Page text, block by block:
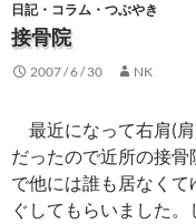
日記・コラム・つぶやき
接骨院
2007 / 6 / 30 NK
最近になって右肩(
だったので近所の接
で他には誰も居なく
ぐしてもらいました